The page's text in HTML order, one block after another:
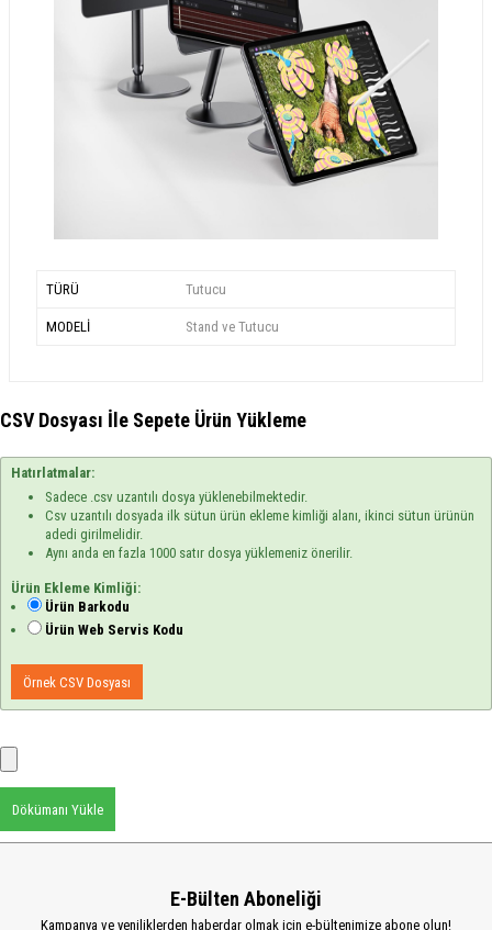
TÜRÜ Tutucu
MODELİ Stand ve Tutucu
CSV Dosyası İle Sepete Ürün Yükleme
Hatırlatmalar:
Sadece .csv uzantılı dosya yüklenebilmektedir.
Csv uzantılı dosyada ilk sütun ürün ekleme kimliği alanı, ikinci sütun ürünün
adedi girilmelidir.
Aynı anda en fazla 1000 satır dosya yüklemeniz önerilir.
Ürün Ekleme Kimliği:
Ürün Barkodu
Ürün Web Servis Kodu
Örnek CSV Dosyası
Dökümanı Yükle
E-Bülten Aboneliği
Kampanya ve yeniliklerden haberdar olmak için e-bültenimize abone olun!